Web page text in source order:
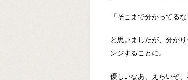
「そこまで分かってる
と思いましたが、分か
ンジすることに。
優しいなあ、えらいぞ、